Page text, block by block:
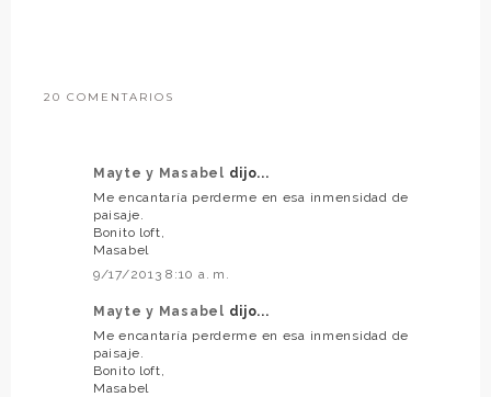
20 COMENTARIOS
Mayte y Masabel dijo...
Me encantaría perderme en esa inmensidad de
paisaje.
Bonito loft,
Masabel
9/17/2013 8:10 a. m.
Mayte y Masabel dijo...
Me encantaría perderme en esa inmensidad de
paisaje.
Bonito loft,
Masabel